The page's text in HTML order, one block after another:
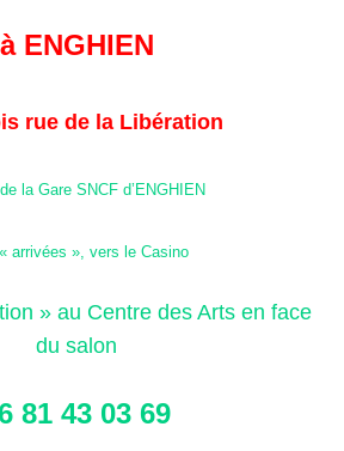
à ENGHIEN
rue de la Libération
la Gare SNCF d’ENGHIEN
arrivées », vers le Casino
» au Centre des Arts en face
du salon
81 43 03 69